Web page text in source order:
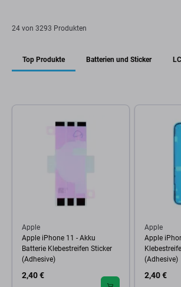
24 von 3293 Produkten
Top Produkte Batterien und Sticker
Apple
Apple iPhone 11 - Akku
Batterie Klebestreifen Sticker
(Adhesive)
2,40 €
Apple
Apple
(Adhesive)
2,40 €